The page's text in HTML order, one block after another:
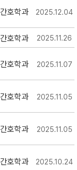
간호학과 2025.12.04
간호학과 2025.11.26
간호학과 2025.11.07
간호학과 2025.11.05
간호학과 2025.11.05
간호학과 2025.10.24